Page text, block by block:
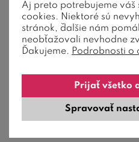
Stredne tvrdý
uhlíkovým
Aj preto potrebujeme váš
cookies. Niektoré sú
stránok, ďalšie nám
neobťažovali nevhodne
Ďakujeme. Podrobnosti o
Spravovať
Prijať všetko